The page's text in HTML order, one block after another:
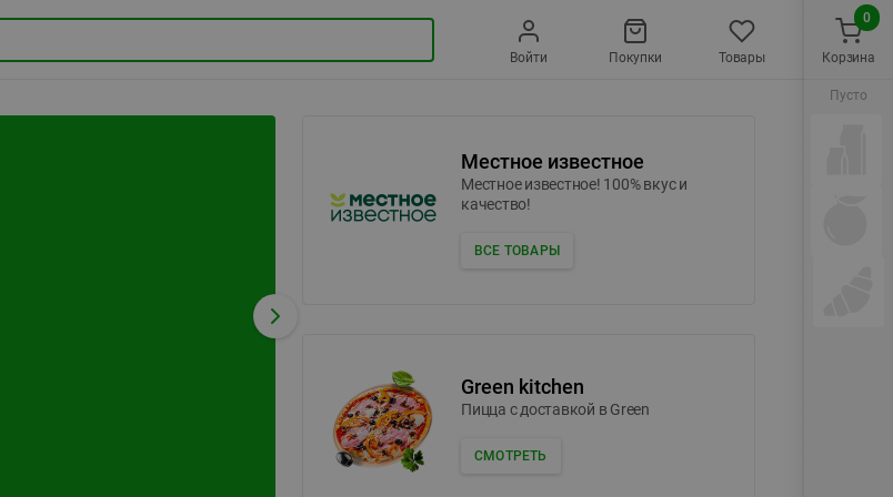
Войти Покупки Товары
Местное известное
Местное известное! 100% вкус и
качество!
ВСЕ ТОВАРЫ
Green kitchen
Пицца c доставкой в Green
СМОТРЕТЬ
Корзина
0
Пусто